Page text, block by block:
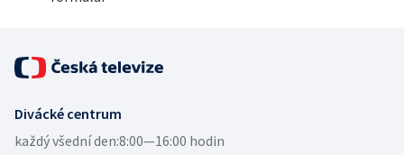
Divácké centrum
každý všední den:8:00—16:00 hodin